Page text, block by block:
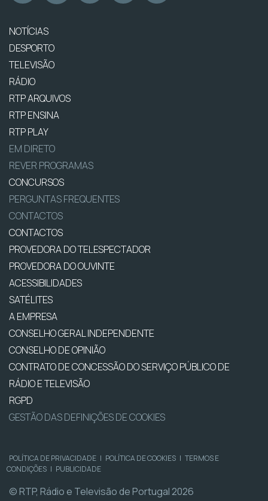
NOTÍCIAS
DESPORTO
TELEVISÃO
RÁDIO
RTP ARQUIVOS
RTP ENSINA
RTP PLAY
EM DIRETO
REVER PROGRAMAS
CONCURSOS
PERGUNTAS FREQUENTES
CONTACTOS
CONTACTOS
PROVEDORA DO TELESPECTADOR
PROVEDORA DO OUVINTE
ACESSIBILIDADES
SATÉLITES
A EMPRESA
CONSELHO GERAL INDEPENDENTE
CONSELHO DE OPINIÃO
CONTRATO DE CONCESSÃO DO SERVIÇO PÚBLICO DE
RÁDIO E TELEVISÃO
RGPD
GESTÃO DAS DEFINIÇÕES DE COOKIES
POLÍTICA DE PRIVACIDADE | POLÍTICA DE COOKIES | TERMOS E
CONDIÇÕES | PUBLICIDADE
© RTP, Rádio e Televisão de Portugal 2026